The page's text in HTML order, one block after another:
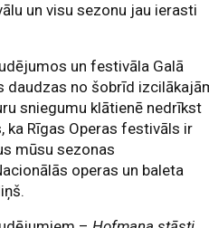
un visu sezonu jau ierasti
un festivāla Galā
daudzas no šobrīd
sniegumu klātienē nedrīkst
Rīgas Operas festivāls ir
mūsu sezonas
operas un baleta